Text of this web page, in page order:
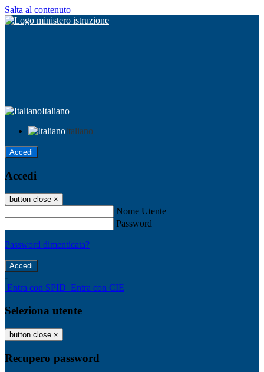
Salta al contenuto
Italiano
Italiano
Accedi
Accedi
button close ×
Nome Utente
Password
Password dimenticata?
-
Entra con SPID Entra con CIE
Seleziona utente
button close ×
Recupero password